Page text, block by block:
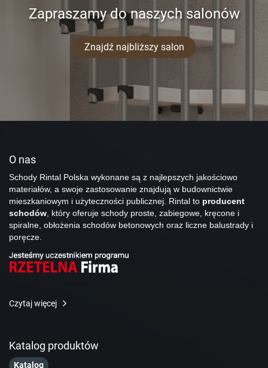
Zapraszamy do naszych salonów
Znajdź najbliższy salon
O nas
Schody Rintal Polska wykonane są z najlepszych jakościowo
materiałów, a swoje zastosowanie znajdują w budownictwie
mieszkaniowym i użyteczności publicznej. Rintal to producent
schodów , który oferuje schody proste, zabiegowe, kręcone i
spiralne, obłożenia schodów betonowych oraz liczne balustrady i
poręcze.
Czytaj więcej
Katalog produktów
Katalog